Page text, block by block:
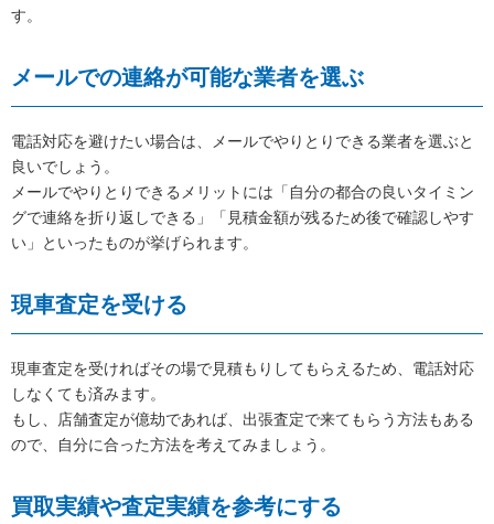
す。
メールでの連絡が可能な業者を選ぶ
電話対応を避けたい場合は、メールでやりとりできる業者を選ぶと
良いでしょう。
メールでやりとりできるメリットには「自分の都合の良いタイミン
グで連絡を折り返しできる」「見積金額が残るため後で確認しやす
い」といったものが挙げられます。
現車査定を受ける
現車査定を受ければその場で見積もりしてもらえるため、電話対応
しなくても済みます。
もし、店舗査定が億劫であれば、出張査定で来てもらう方法もある
ので、自分に合った方法を考えてみましょう。
買取実績や査定実績を参考にする